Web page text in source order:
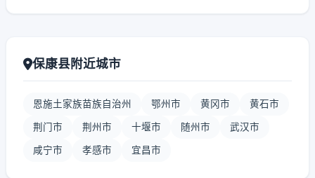
保康县附近城市
恩施土家族苗族自治州 鄂州市 黄冈市 黄石市
荆门市 荆州市 十堰市 随州市 武汉市
咸宁市 孝感市 宜昌市